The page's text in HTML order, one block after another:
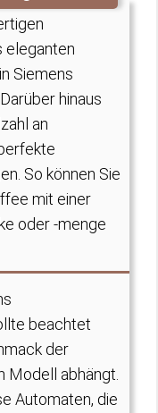
eleganten
Siemens
hinaus
an
So können Sie
mit einer
oder -menge
beachtet
der
Modell abhängt.
Automaten, die